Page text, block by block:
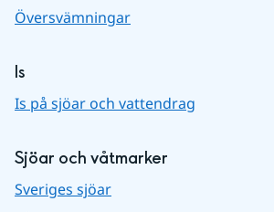
Översvämningar
Is
Is på sjöar och vattendrag
Sjöar och våtmarker
Sveriges sjöar